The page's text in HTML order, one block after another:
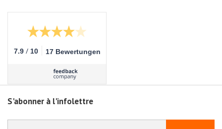
7.9 / 10 17 Bewertungen
S'abonner à l'infolettre